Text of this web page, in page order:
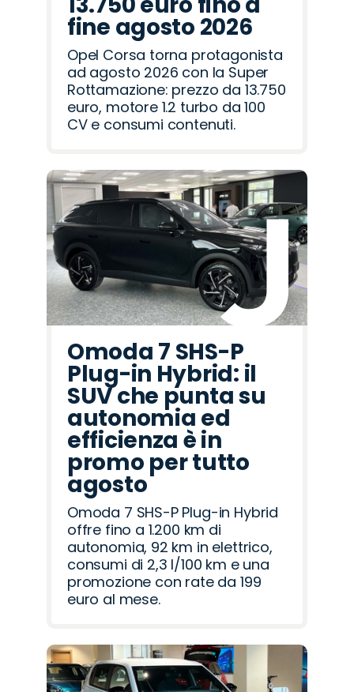
fine agosto 2026
Opel Corsa torna protagonista
ad agosto 2026 con la Super
Rottamazione: prezzo da 13.750
euro, motore 1.2 turbo da 100
CV e consumi contenuti.
Omoda 7 SHS-P
Plug-in Hybrid: il
SUV che punta su
autonomia ed
efficienza è in
promo per tutto
agosto
Omoda 7 SHS-P Plug-in Hybrid
offre fino a 1.200 km di
autonomia, 92 km in elettrico,
consumi di 2,3 l/100 km e una
promozione con rate da 199
euro al mese.